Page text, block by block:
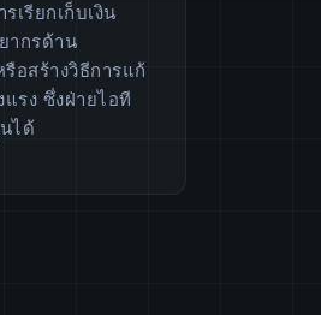
เรียกเก็บเงิน
ากรด้าน
อสร้างวิธีการแก้
รง ซึ่งฝ่ายไอที
ได้